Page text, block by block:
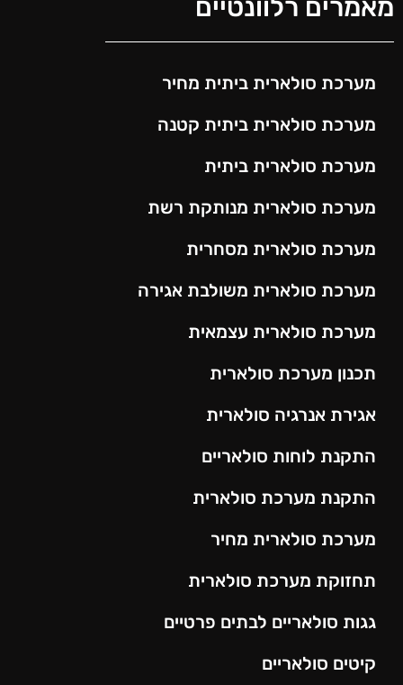
מאמרים רלוונטיים
מערכת סולארית ביתית מחיר
מערכת סולארית ביתית קטנה
מערכת סולארית ביתית
מערכת סולארית מנותקת רשת
מערכת סולארית מסחרית
מערכת סולארית משולבת אגירה
מערכת סולארית עצמאית
תכנון מערכת סולארית
אגירת אנרגיה סולארית
התקנת לוחות סולאריים
התקנת מערכת סולארית
מערכת סולארית מחיר
תחזוקת מערכת סולארית
גגות סולאריים לבתים פרטיים
קיטים סולאריים